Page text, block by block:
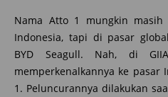
Nama Atto 1 mungkin
Indonesia, tapi di pasar
BYD Seagull. Nah, di
memperkenalkannya ke pasar
1. Peluncurannya dilakukan